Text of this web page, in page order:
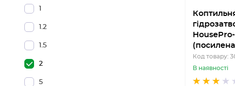
Код товару:
В наявності
1.2
1.5
2
5